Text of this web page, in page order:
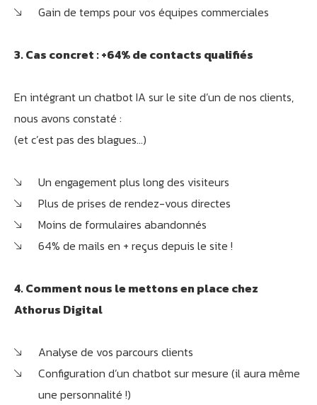
Gain de temps pour vos équipes commerciales
3. Cas concret : +64% de contacts qualifiés
En intégrant un chatbot IA sur le site d’un de nos clients,
nous avons constaté :
(et c’est pas des blagues…)
Un engagement plus long des visiteurs
Plus de prises de rendez-vous directes
Moins de formulaires abandonnés
64% de mails en + reçus depuis le site !
4. Comment nous le mettons en place chez
Athorus Digital
Analyse de vos parcours clients
Configuration d’un chatbot sur mesure (il aura même
une personnalité !)
Bienvenue chez Athorus Digital
Je suis Athobot, votre assistant digital.
Je vous oriente vers la meilleure solution pour votre
projet.
dessous :